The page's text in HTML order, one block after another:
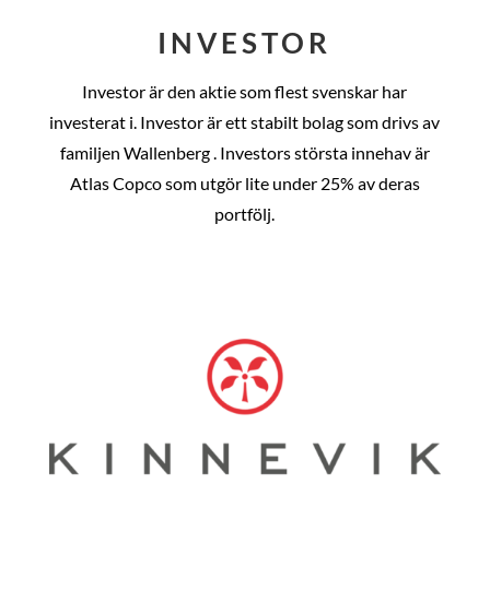
INVESTOR
Investor är den aktie som flest svenskar har
investerat i. Investor är ett stabilt bolag som drivs av
familjen Wallenberg . Investors största innehav är
Atlas Copco som utgör lite under 25% av deras
portfölj.